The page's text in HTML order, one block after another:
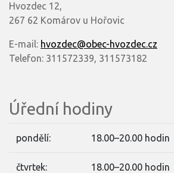
Hvozdec 12,
267 62 Komárov u Hořovic
E-mail: hvozdec@obec-hvozdec.cz
Telefon: 311572339, 311573182
Úřední hodiny
pondělí: 18.00–20.00 hodin
čtvrtek: 18.00–20.00 hodin